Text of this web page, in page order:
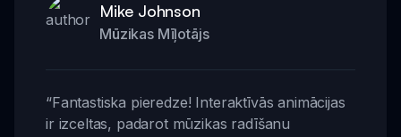
Mike Johnson
Mūzikas Mīļotājs
“Fantastiska pieredze! Interaktīvās animācijas
ir izceltas, padarot mūzikas radīšanu